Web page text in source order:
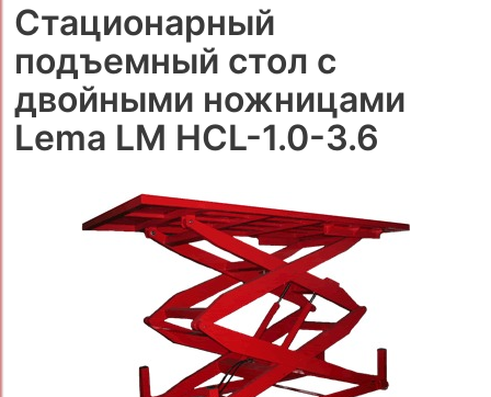
Стационарный
подъемный стол с
двойными ножницами
Lema LM HCL-1.0-3.6